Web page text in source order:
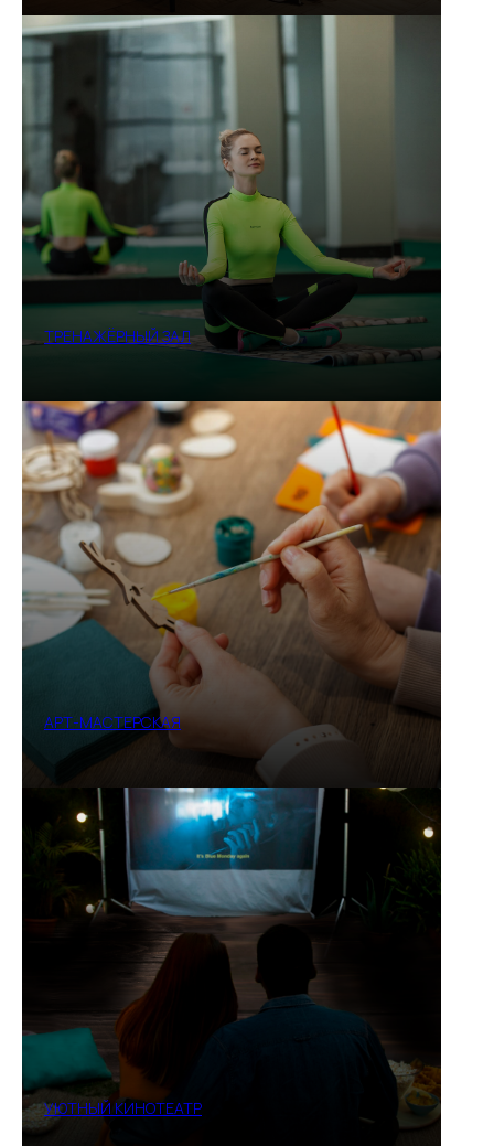
ТРЕНАЖЁРНЫЙ ЗАЛ
АРТ-МАСТЕРСКАЯ
УЮТНЫЙ КИНОТЕАТР